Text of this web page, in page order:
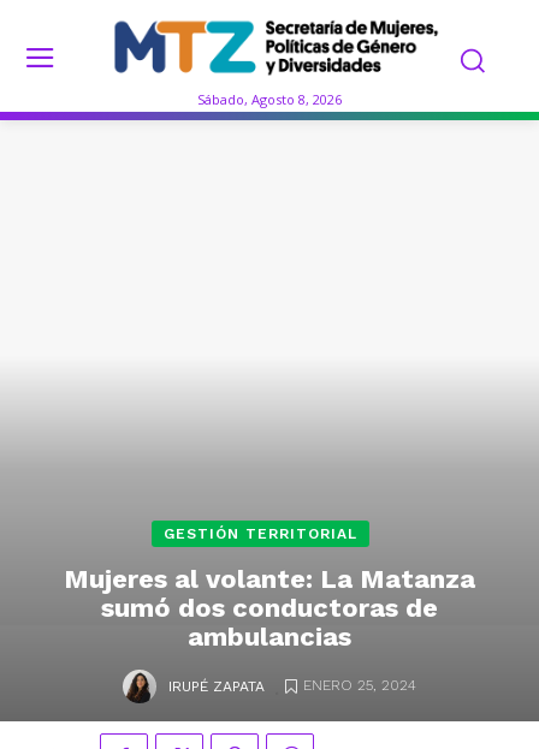
Sábado, Agosto 8, 2026
GESTIÓN TERRITORIAL
Mujeres al volante: La Matanza
sumó dos conductoras de
ambulancias
IRUPÉ ZAPATA ENERO 25, 2024